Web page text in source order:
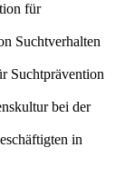
für
Suchtverhalten
Suchtprävention
bei der
in